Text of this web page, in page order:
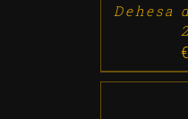
Dehesa
€